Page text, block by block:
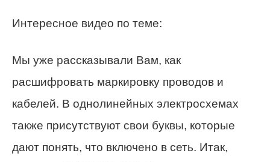
Интересное видео по теме:
Мы уже рассказывали Вам, как
расшифровать маркировку проводов и
кабелей. В однолинейных электросхемах
также присутствуют свои буквы, которые
дают понять, что включено в сеть. Итак,